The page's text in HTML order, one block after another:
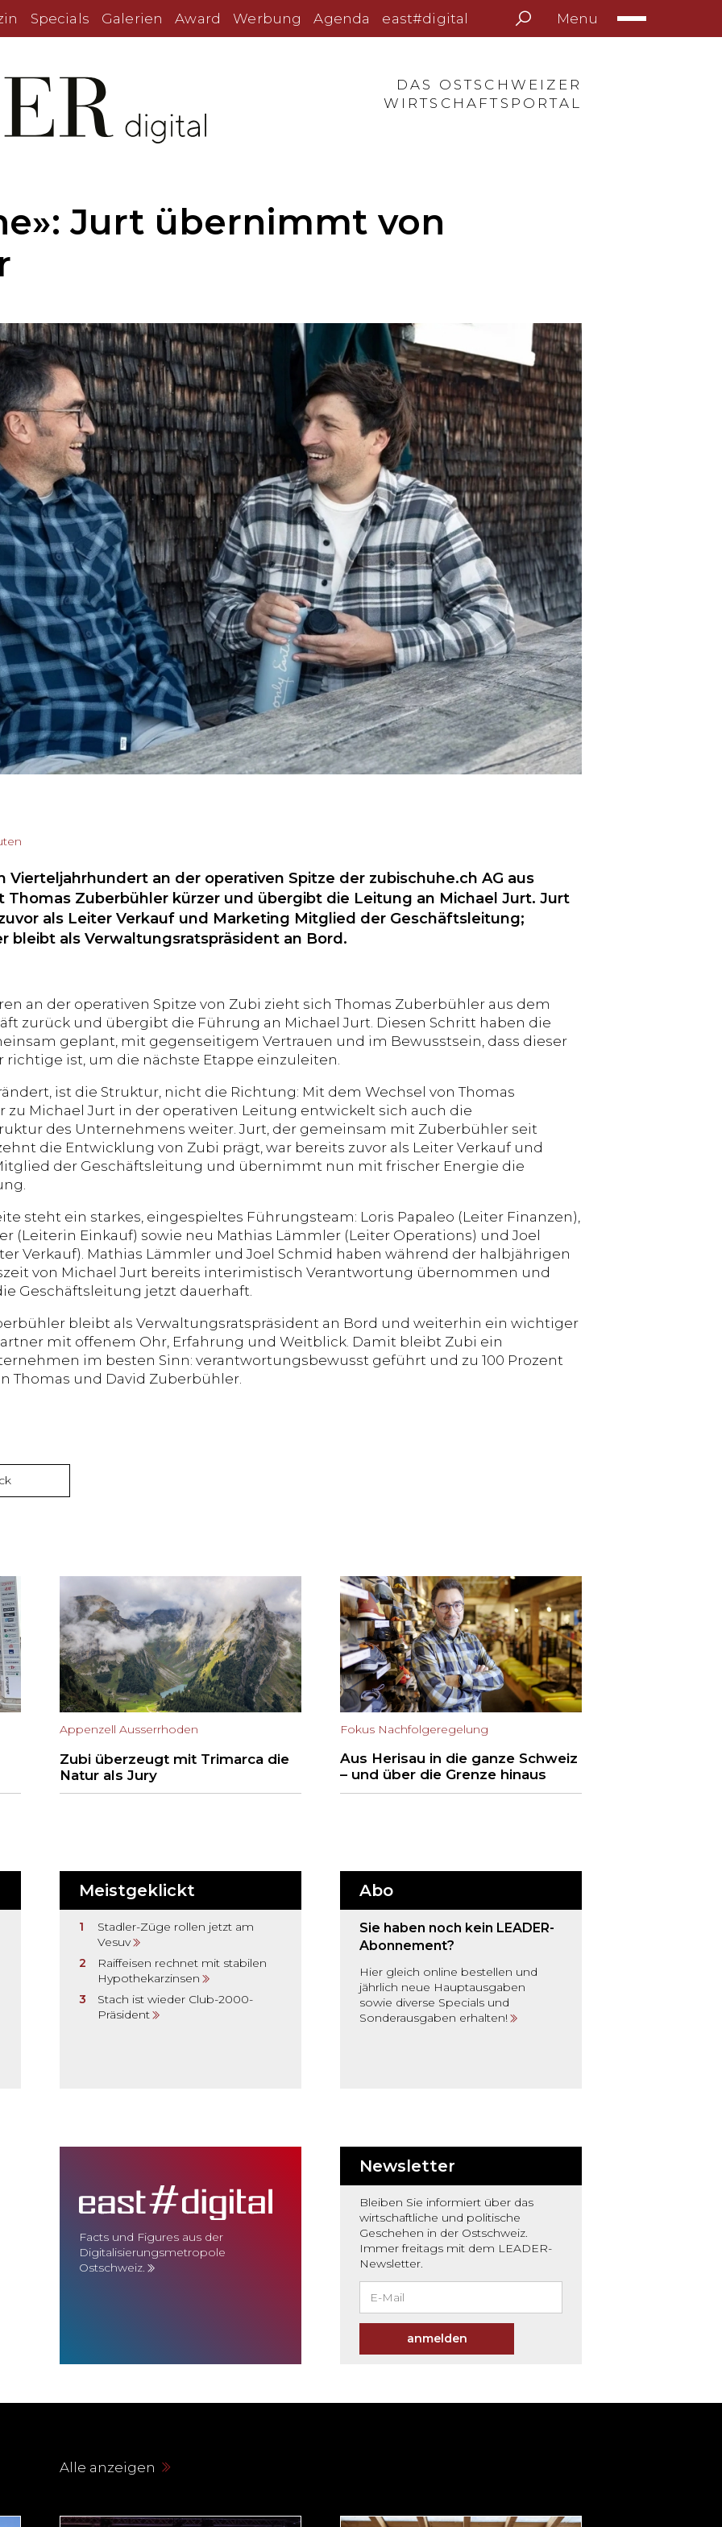
Specials Galerien Award Werbung Agenda east#digital Menu
DAS OSTSCHWEIZER
WIRTSCHAFTSPORTAL
Jurt übernimmt von
Vierteljahrhundert an der operativen Spitze der zubischuhe.ch AG aus
Thomas Zuberbühler kürzer und übergibt die Leitung an Michael Jurt. Jurt
als Leiter Verkauf und Marketing Mitglied der Geschäftsleitung;
bleibt als Verwaltungsratspräsident an Bord.
an der operativen Spitze von Zubi zieht sich Thomas Zuberbühler aus dem
zurück und übergibt die Führung an Michael Jurt. Diesen Schritt haben die
geplant, mit gegenseitigem Vertrauen und im Bewusstsein, dass dieser
richtige ist, um die nächste Etappe einzuleiten.
ist die Struktur, nicht die Richtung: Mit dem Wechsel von Thomas
zu Michael Jurt in der operativen Leitung entwickelt sich auch die
des Unternehmens weiter. Jurt, der gemeinsam mit Zuberbühler seit
die Entwicklung von Zubi prägt, war bereits zuvor als Leiter Verkauf und
der Geschäftsleitung und übernimmt nun mit frischer Energie die
steht ein starkes, eingespieltes Führungsteam: Loris Papaleo (Leiter Finanzen),
(Leiterin Einkauf) sowie neu Mathias Lämmler (Leiter Operations) und Joel
Verkauf). Mathias Lämmler und Joel Schmid haben während der halbjährigen
von Michael Jurt bereits interimistisch Verantwortung übernommen und
Geschäftsleitung jetzt dauerhaft.
bleibt als Verwaltungsratspräsident an Bord und weiterhin ein wichtiger
mit offenem Ohr, Erfahrung und Weitblick. Damit bleibt Zubi ein
im besten Sinn: verantwortungsbewusst geführt und zu 100 Prozent
Thomas und David Zuberbühler.
Appenzell Ausserrhoden
Zubi überzeugt mit Trimarca die
Natur als Jury
Fokus Nachfolgeregelung
Aus Herisau in die ganze Schweiz
– und über die Grenze hinaus
Meistgeklickt
Stadler-Züge rollen jetzt am
Vesuv
Raiffeisen rechnet mit stabilen
Hypothekarzinsen
Stach ist wieder Club-2000-
Präsident
Abo
Sie haben noch kein LEADER-
Abonnement?
Hier gleich online bestellen und
jährlich neue Hauptausgaben
sowie diverse Specials und
Sonderausgaben erhalten!
Facts und Figures aus der
Digitalisierungsmetropole
Ostschweiz.
Newsletter
Bleiben Sie informiert über das
wirtschaftliche und politische
Geschehen in der Ostschweiz.
Immer freitags mit dem LEADER-
Newsletter.
anmelden
Alle anzeigen